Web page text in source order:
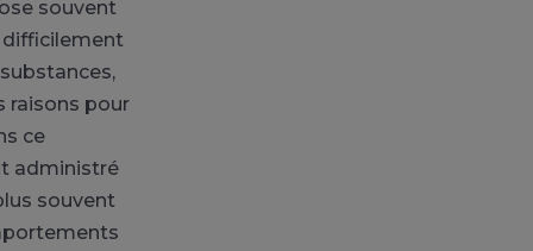
souvent
difficilement
raisons pour
ce
administré
souvent